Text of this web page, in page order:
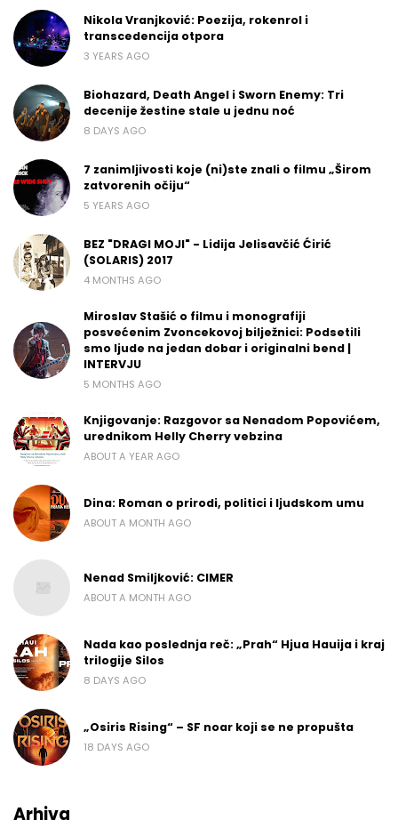
Nikola Vranjković: Poezija, rokenrol i
transcedencija otpora
3 YEARS AGO
Biohazard, Death Angel i Sworn Enemy: Tri
decenije žestine stale u jednu noć
8 DAYS AGO
7 zanimljivosti koje (ni)ste znali o filmu „Širom
zatvorenih očiju“
5 YEARS AGO
BEZ "DRAGI MOJI" - Lidija Jelisavčić Ćirić
(SOLARIS) 2017
4 MONTHS AGO
Miroslav Stašić o filmu i monografiji
posvećenim Zvoncekovoj bilježnici: Podsetili
smo ljude na jedan dobar i originalni bend |
INTERVJU
5 MONTHS AGO
Knjigovanje: Razgovor sa Nenadom Popovićem,
urednikom Helly Cherry vebzina
ABOUT A YEAR AGO
Dina: Roman o prirodi, politici i ljudskom umu
ABOUT A MONTH AGO
Nenad Smiljković: CIMER
ABOUT A MONTH AGO
Nada kao poslednja reč: „Prah“ Hjua Hauija i kraj
trilogije Silos
8 DAYS AGO
„Osiris Rising“ – SF noar koji se ne propušta
18 DAYS AGO
Arhiva